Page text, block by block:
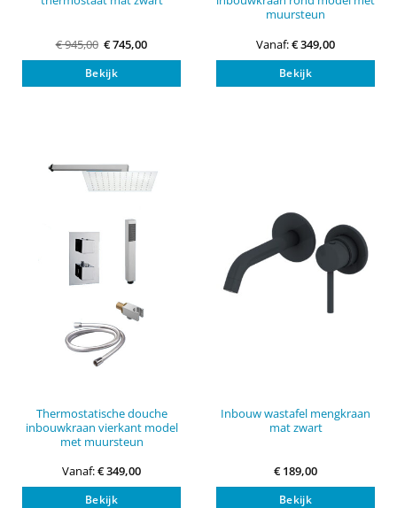
€945,00 Oorspronkelijke
prijs
was:
€ 945,00.
€745,00Huidige
is:
Bekijk
muursteun
Vanaf:€349,00
Bekijk
Dit
Thermostatische douche
inbouwkraan vierkant model
met muursteun
Vanaf:€349,00
Bekijk
Dit
Inbouw wastafel mengkraan
mat zwart
€ 189,00
Bekijk